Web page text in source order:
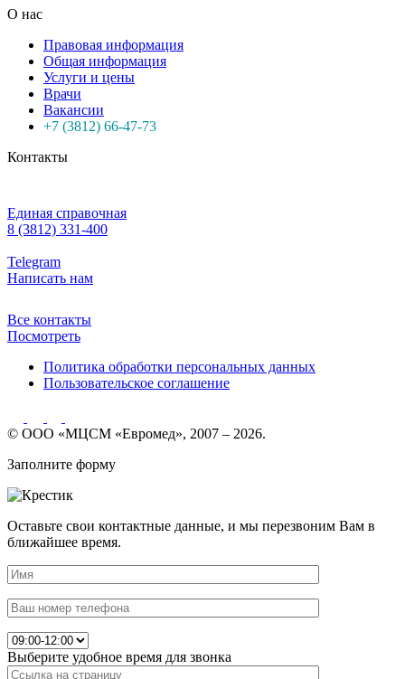
О нас
Правовая информация
Общая информация
Услуги и цены
Врачи
Вакансии
+7 (3812) 66-47-73
Контакты
Единая справочная
8 (3812) 331-400
Telegram
Написать нам
Все контакты
Посмотреть
Политика обработки персональных данных
Пользовательское соглашение
© ООО «МЦСМ «Евромед», 2007 – 2026.
Заполните форму
Оставьте свои контактные данные, и мы перезвоним Вам в
ближайшее время.
Выберите удобное время для звонка